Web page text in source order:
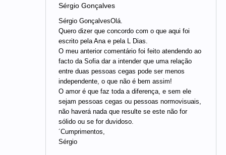
Sérgio Gonçalves
Sérgio GonçalvesOlá.
Quero dizer que concordo com o que aqui foi
escrito pela Ana e pela L Dias.
O meu anterior comentário foi feito atendendo ao
facto da Sofia dar a intender que uma relação
entre duas pessoas cegas pode ser menos
independente, o que não é bem assim!
O amor é que faz toda a diferença, e sem ele
sejam pessoas cegas ou pessoas normovisuais,
não haverá nada que resulte se este não for
sólido ou se for duvidoso.
´Cumprimentos,
Sérgio